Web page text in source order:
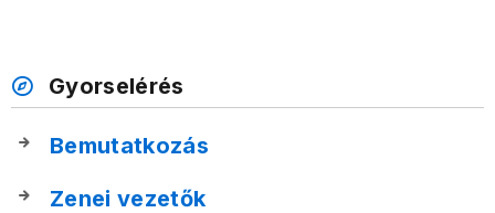
Gyorselérés
Bemutatkozás
Zenei vezetők